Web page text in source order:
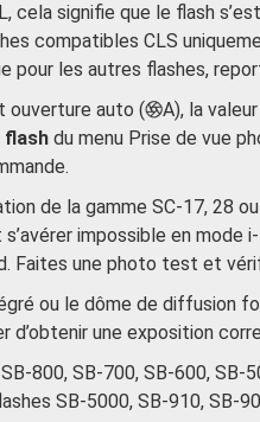
cela signifie que le flash
compatibles CLS
pour les autres flashes,
ouverture auto (qA), la
flashdu menu Prise de vue
de la gamme SC-17, 28
impossible en
Faites une photo test et
ou le dôme de diffusion
d’obtenir une exposition
800, SB-700, SB-600,
SB-5000, SB-910, SB-